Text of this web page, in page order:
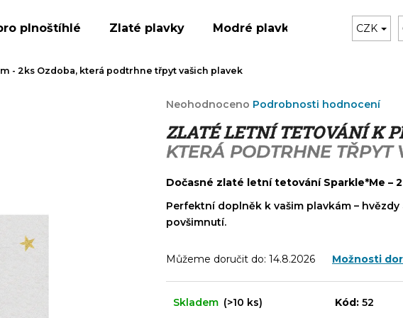
plnoštíhlé Zlaté plavky Modré plavky ČernéCZK
- 2ks Ozdoba, která podtrhne třpyt vašich plavek
Průměrné
produktu
je
0,0
5
Neohodnoceno Podrobnosti hodnocení
ZLATÉ LETNÍ TETOVÁNÍ K
KTERÁ PODTRHNE TŘPYT
Dočasné zlaté letní tetování Sparkle*Me –
Perfektní doplněk k vašim plavkám –
povšimnutí.
Můžeme doručit do: 14.8.2026 Možnosti
Skladem (>10 ks) Kód: 52
Co potřebujete najít?
HLEDAT